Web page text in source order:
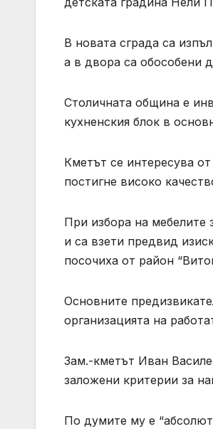
В новата сграда са
а в двора са обособени
Столичната община е
кухненския блок в
Кметът се интересува
постигне високо
При избора на мебелите
и са взети предвид
посочиха от район
Основните
организацията на
Зам.-кметът Иван
заложени критерии за
По думите му е